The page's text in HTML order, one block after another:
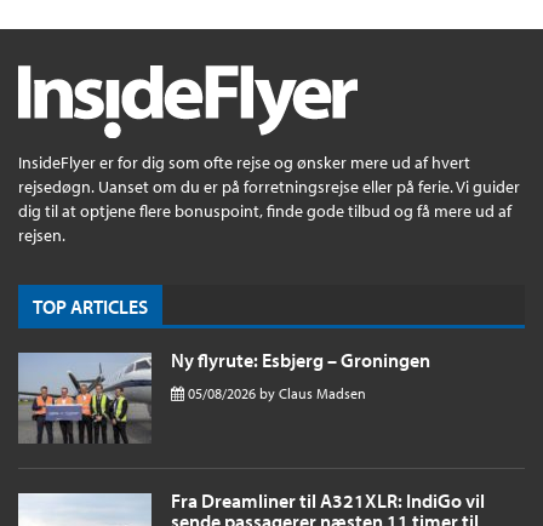
InsideFlyer er for dig som ofte rejse og ønsker mere ud af hvert
rejsedøgn. Uanset om du er på forretningsrejse eller på ferie. Vi guider
dig til at optjene flere bonuspoint, finde gode tilbud og få mere ud af
rejsen.
TOP ARTICLES
Ny flyrute: Esbjerg – Groningen
05/08/2026 by Claus Madsen
Fra Dreamliner til A321XLR: IndiGo vil